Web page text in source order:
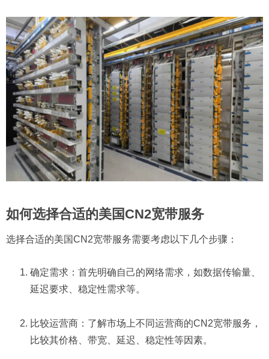
如何选择合适的美国CN2宽带服务
选择合适的美国CN2宽带服务需要考虑以下几个步骤：
确定需求：首先明确自己的网络需求，如数据传输量、
延迟要求、稳定性需求等。
比较运营商：了解市场上不同运营商的CN2宽带服务，
比较其价格、带宽、延迟、稳定性等因素。